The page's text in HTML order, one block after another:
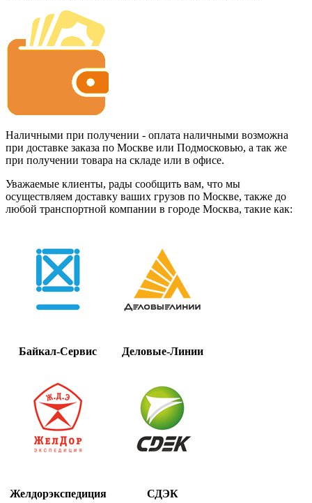
Наличными при получении - оплата наличными возможна
при доставке заказа по Москве или Подмосковью, а так же
при получении товара на складе или в офисе.
Уважаемые клиенты, рады сообщить вам, что мы
осуществляем доставку ваших грузов по Москве, также до
любой транспортной компании в городе Москва, такие как:
Байкал-Сервис Деловые-Линии
Желдорэкспедиция СДЭК